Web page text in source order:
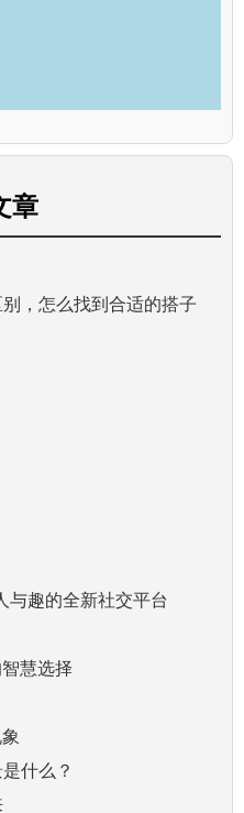
章
，怎么找到合适的搭子
与趣的全新社交平台
慧选择
什么？